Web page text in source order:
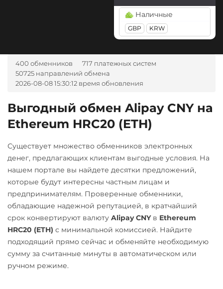
Tron (TRX)
TrueUSD (TUSD)
ERC20
Uniswap (UNI)
USD Coin (USDC)
ERC20
Polygon
ARB
OP
BASE
Utopia USD (UUSD)
VeChain (VET)
Zcash (ZEC)
BGN
CZK GEL
NOK
TJS
UZS
RON
А-Банк UAH
Альфа-Банк
RUB
Беларусбанк BYN
Газпромбанк RUB
Евразийский Банк KZT
ЕРИП Расчет BYN
Карта Unionpay CNY
Карта UZCARD UZS
Карта МИР RUB
Любой банк
Наличные
GBP KRW
400 обменников
717 платежных систем
50725 направлений обмена
2026-08-08 15:30:12 время обновления
Выгодный обмен Alipay CNY на
Ethereum HRC20 (ETH)
Существует множество обменников электронных
денег, предлагающих клиентам выгодные условия. На
нашем портале вы найдете десятки предложений,
которые будут интересны частным лицам и
предпринимателям. Проверенные обменники,
обладающие надежной репутацией, в кратчайший
срок конвертируют валюту Alipay CNYв Ethereum
HRC20 (ETH) с минимальной комиссией. Найдите
подходящий прямо сейчас и обменяйте необходимую
сумму за считанные минуты в автоматическом или
ручном режиме.